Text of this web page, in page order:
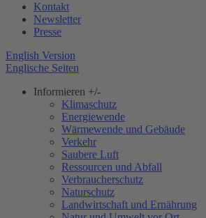
Kontakt
Newsletter
Presse
English Version
Englische Seiten
Informieren +/-
Klimaschutz
Energiewende
Wärmewende und Gebäude
Verkehr
Saubere Luft
Ressourcen und Abfall
Verbraucherschutz
Naturschutz
Landwirtschaft und Ernährung